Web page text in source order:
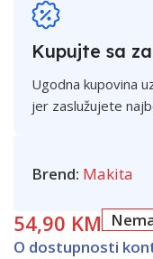
Kupujte sa
Ugodna kupovina
jer zaslužujete
Brend: Makita
54,90 KM
O dostupnosti